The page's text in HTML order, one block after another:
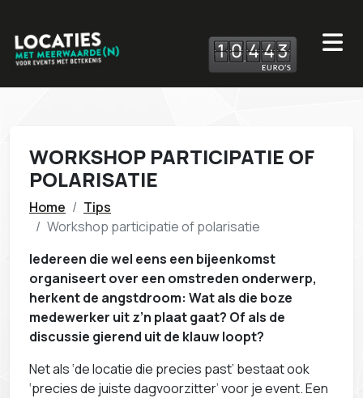
10 443
WORKSHOP PARTICIPATIE OF
POLARISATIE
Home
Tips
Workshop participatie of polarisatie
Iedereen die wel eens een bijeenkomst
organiseert over een omstreden onderwerp,
herkent de angstdroom: Wat als die boze
medewerker uit z’n plaat gaat? Of als de
discussie gierend uit de klauw loopt?
Net als ‘de locatie die precies past’ bestaat ook
‘precies de juiste dagvoorzitter’ voor je event. Een